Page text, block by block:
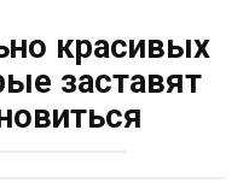
красивых
заставят